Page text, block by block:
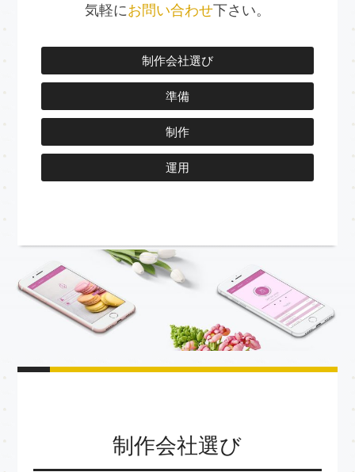
気軽にお問い合わせ下さい。
制作会社選び
準備
制作
運用
制作会社選び